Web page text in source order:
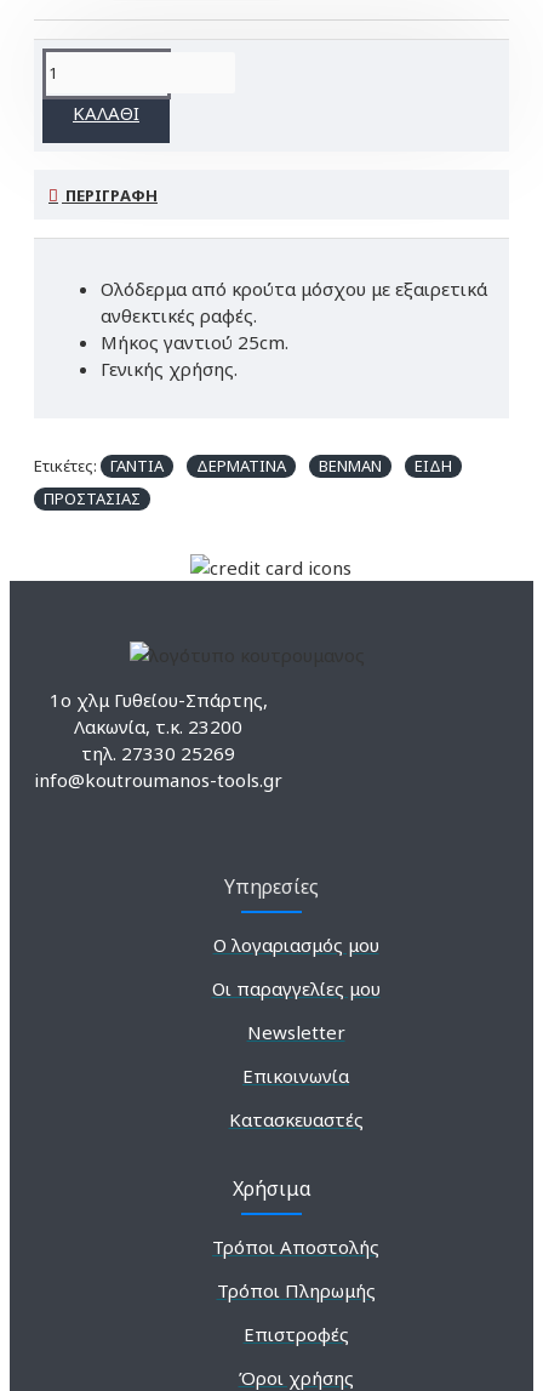
ΚΑΛΆΘΙ
ΠΕΡΙΓΡΑΦΉ
Ολόδερμα από κρούτα μόσχου με εξαιρετικά
ανθεκτικές ραφές.
Μήκος γαντιού 25cm.
Γενικής χρήσης.
Ετικέτες: ΓΑΝΤΙΑ ΔΕΡΜΑΤΙΝΑ BENMAN
ΕΙΔΗ
ΠΡΟΣΤΑΣΙΑΣ
1ο χλμ Γυθείου-Σπάρτης,
Λακωνία, τ.κ. 23200
τηλ. 27330 25269
info@koutroumanos-tools.gr
Υπηρεσίες
Ο λογαριασμός μου
Οι παραγγελίες μου
Newsletter
Επικοινωνία
Κατασκευαστές
Χρήσιμα
Τρόποι Αποστολής
Τρόποι Πληρωμής
Επιστροφές
Όροι χρήσης